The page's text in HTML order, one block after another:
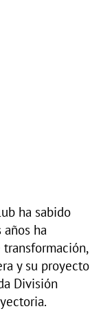
ha sabido
ha
y su proyecto
División